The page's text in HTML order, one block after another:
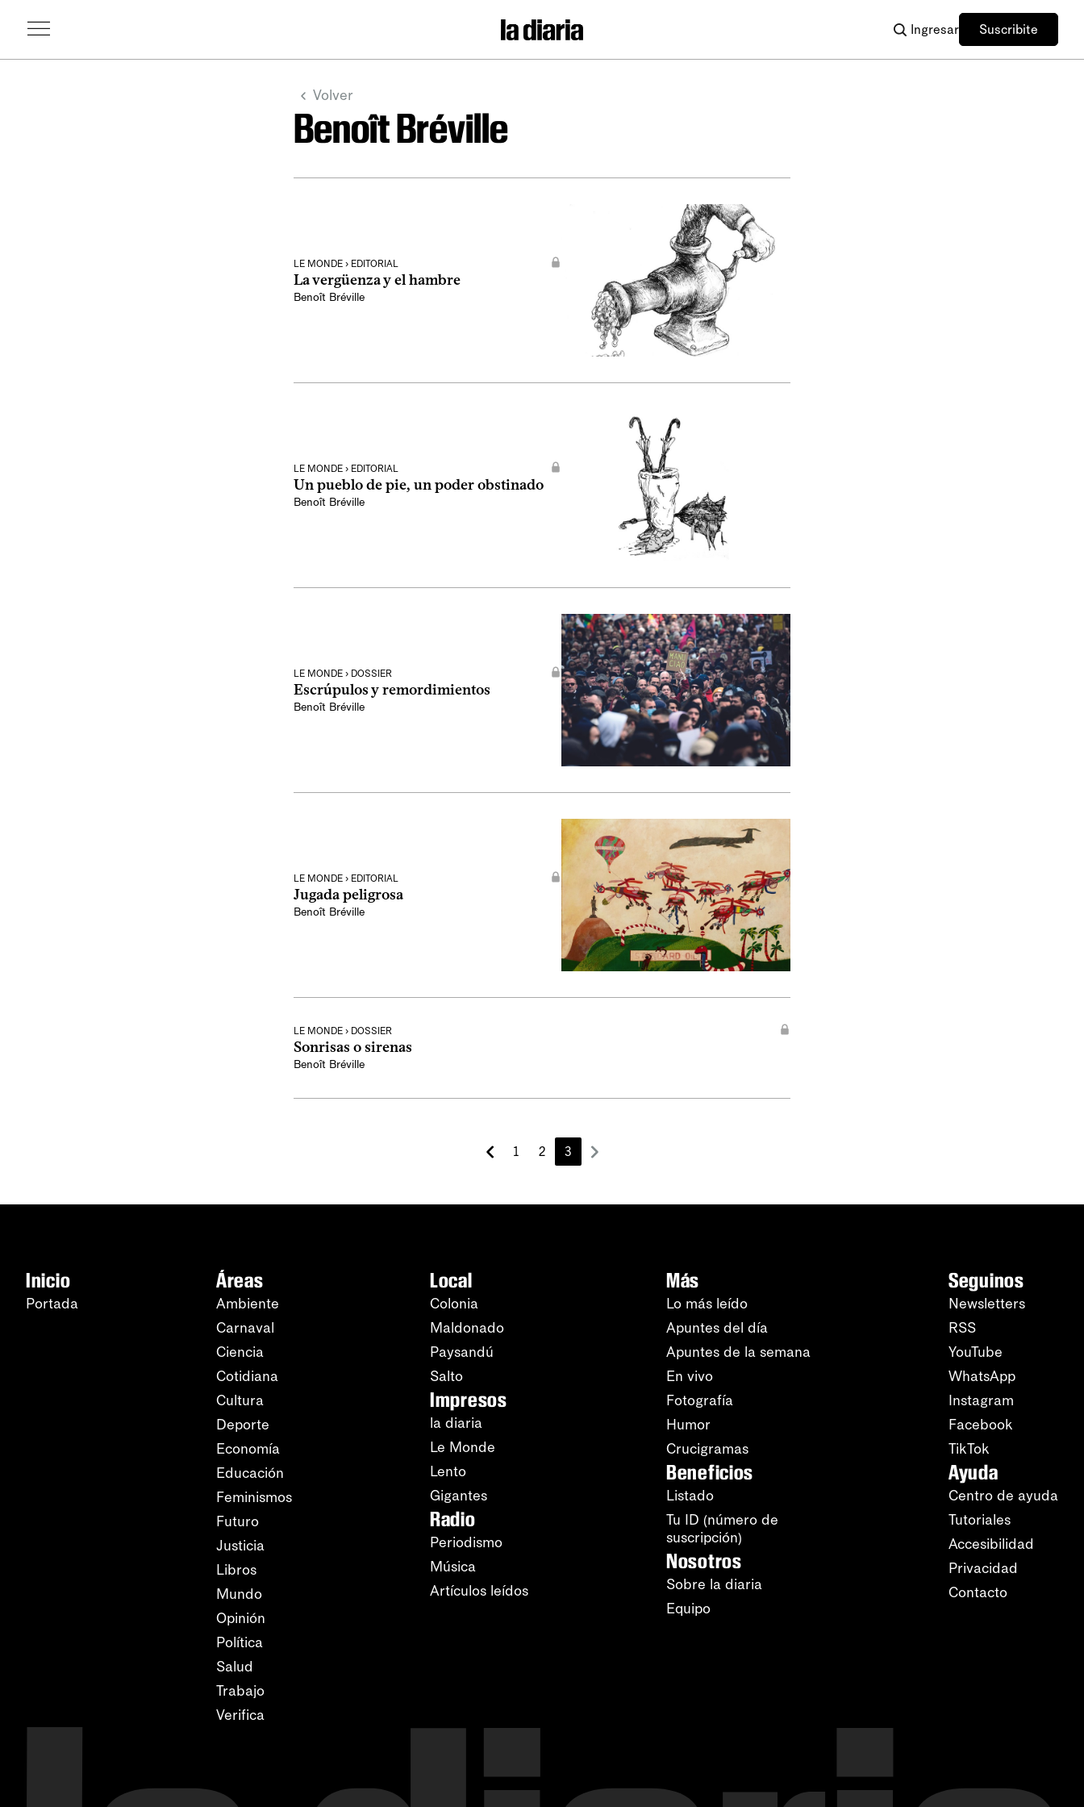
Ingresar Suscribite
Volver
Benoît Bréville
LE MONDE › EDITORIAL
La vergüenza y el hambre
Benoît Bréville
LE MONDE › EDITORIAL
Un pueblo de pie, un poder obstinado
Benoît Bréville
LE MONDE › DOSSIER
Escrúpulos y remordimientos
Benoît Bréville
LE MONDE › EDITORIAL
Jugada peligrosa
Benoît Bréville
LE MONDE › DOSSIER
Sonrisas o sirenas
Benoît Bréville
1 2 3
Inicio
Portada
Áreas
Ambiente
Carnaval
Ciencia
Cotidiana
Cultura
Deporte
Economía
Educación
Feminismos
Futuro
Justicia
Libros
Mundo
Opinión
Política
Salud
Trabajo
Verifica
Local
Colonia
Maldonado
Paysandú
Salto
Impresos
la diaria
Le Monde
Lento
Gigantes
Radio
Periodismo
Música
Artículos leídos
Más
Lo más leído
Apuntes del día
Apuntes de la semana
En vivo
Fotografía
Humor
Crucigramas
Beneficios
Listado
Tu ID (número de
suscripción)
Nosotros
Sobre la diaria
Equipo
Seguinos
Newsletters
RSS
YouTube
WhatsApp
Instagram
Facebook
TikTok
Ayuda
Centro de ayuda
Tutoriales
Accesibilidad
Privacidad
Contacto